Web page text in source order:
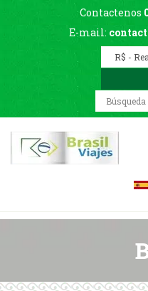
Contactenos
E-mail: